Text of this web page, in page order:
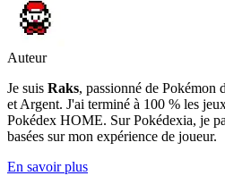
Auteur
Je suis Raks, passionné de Pokémon
et Argent. J'ai terminé à 100 % les
Pokédex HOME. Sur Pokédexia, je
basées sur mon expérience de joueur.
En savoir plus